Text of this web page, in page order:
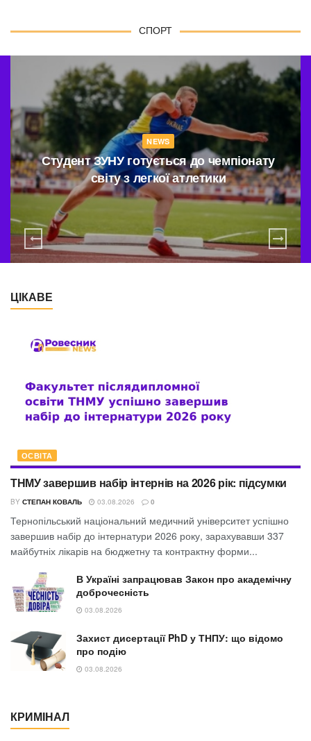
СПОРТ
NEWS
Студент ЗУНУ готується до чемпіонату
світу з легкої атлетики
ЦІКАВЕ
ОСВІТА
ТНМУ завершив набір інтернів на 2026 рік: підсумки
BY СТЕПАН КОВАЛЬ 03.08.2026 0
Тернопільський національний медичний університет успішно
завершив набір до інтернатури 2026 року, зарахувавши 337
майбутніх лікарів на бюджетну та контрактну форми...
В Україні запрацював Закон про академічну
доброчесність
03.08.2026
Захист дисертації PhD у ТНПУ: що відомо
про подію
03.08.2026
КРИМІНАЛ